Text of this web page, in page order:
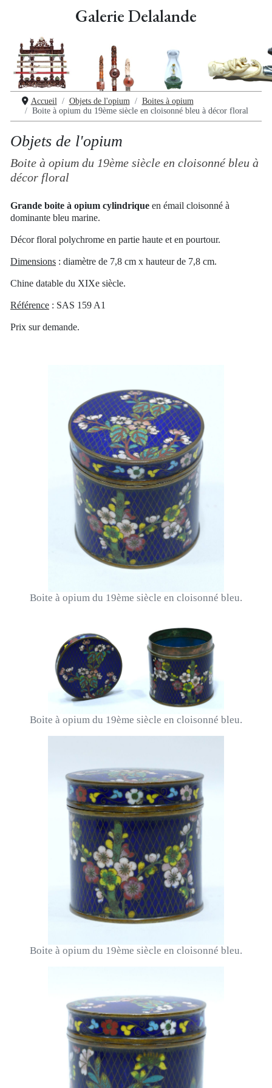
Galerie Delalande
Accueil Objets de l'opium
Boites à opium
Boite à opium du 19ème siècle en cloisonné bleu à décor floral
Objets de l'opium
Boite à opium du 19ème siècle en cloisonné bleu à
décor floral
Grande boite à opium cylindrique en émail cloisonné à
dominante bleu marine.
Décor floral polychrome en partie haute et en pourtour.
Dimensions : diamètre de 7,8 cm x hauteur de 7,8 cm.
Chine datable du XIXe siècle.
Référence : SAS 159 A1
Prix sur demande.
Boite à opium du 19ème siècle en cloisonné bleu.
Boite à opium du 19ème siècle en cloisonné bleu.
Boite à opium du 19ème siècle en cloisonné bleu.